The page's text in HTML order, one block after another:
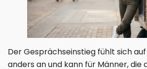
Der Gesprächseinstieg fühlt sich
anders an und kann für Männer, die